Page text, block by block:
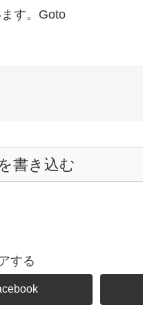
す。Goto
書き込む
する